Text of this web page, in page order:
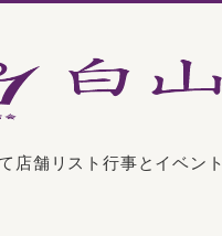
店舗リスト行事とイベント